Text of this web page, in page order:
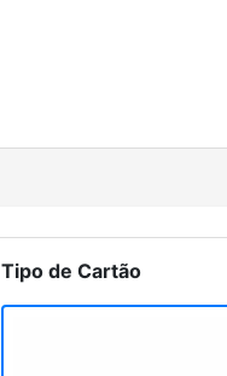
Tipo de Cartão